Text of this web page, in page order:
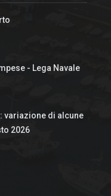
- Lega Navale
variazione di alcune
2026